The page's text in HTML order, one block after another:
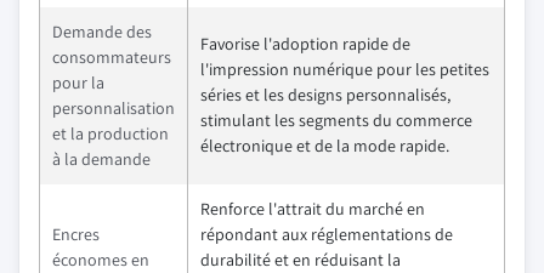
Demande des
consommateurs
pour la
personnalisation
et la production
à la demande
Favorise l'adoption rapide de
l'impression numérique pour les petites
séries et les designs personnalisés,
stimulant les segments du commerce
électronique et de la mode rapide.
Encres
économes en
Renforce l'attrait du marché en
répondant aux réglementations de
durabilité et en réduisant la